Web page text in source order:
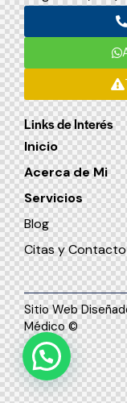
Links de Interés
Inicio
Acerca de Mi
Servicios
Blog
Citas y Contacto
Sitio Web
Médico©